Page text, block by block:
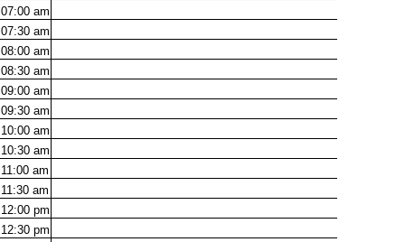
07:00 am
07:30 am
08:00 am
08:30 am
09:00 am
09:30 am
10:00 am
10:30 am
11:00 am
11:30 am
12:00 pm
12:30 pm